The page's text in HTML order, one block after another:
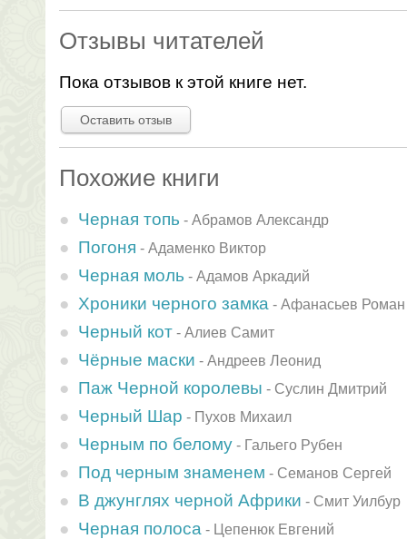
Отзывы читателей
Пока отзывов к этой книге нет.
Оставить отзыв
Похожие книги
Черная топь - Абрамов Александр
Погоня - Адаменко Виктор
Черная моль - Адамов Аркадий
Хроники черного замка - Афанасьев Роман
Черный кот - Алиев Самит
Чёрные маски - Андреев Леонид
Паж Черной королевы - Суслин Дмитрий
Черный Шар - Пухов Михаил
Черным по белому - Гальего Рубен
Под черным знаменем - Семанов Сергей
В джунглях черной Африки - Смит Уилбур
Черная полоса - Цепенюк Евгений